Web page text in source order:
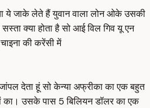
ये जाके लेते हैं युवान वाला लोन ओके उसकी
क्या होता है सो आई विल गिव यू एन
की करेंसी में
देता हूं सो केन्या अफ्रीका का एक बहुत
का। उसके पास 5 बिलियन डॉलर का एक